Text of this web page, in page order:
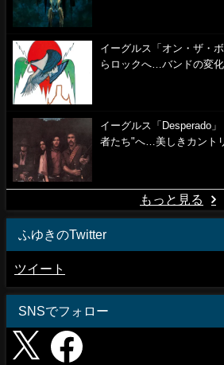
イーグルス「オン・ザ・
らロックへ…バンドの変
イーグルス「Desperado
者たち"へ…美しきカント
もっと見る
ふゆきのTwitter
ツイート
SNSでフォロー